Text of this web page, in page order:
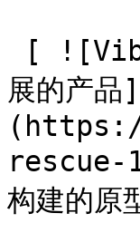
展的产品]
rescue-
构建的原